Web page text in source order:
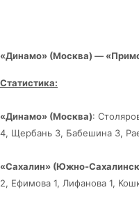
«Динамо» (Москва) —
Статистика:
«Динамо» (Москва):
4, Щербань 3, Бабешина 3,
«Сахалин» (Южно-
2, Ефимова 1, Лифанова 1,